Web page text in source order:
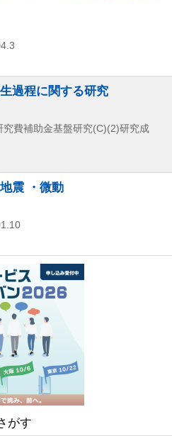
過程に関する研究
究費補助金基盤研究(C)(2)研究成
震 ・微動
がす